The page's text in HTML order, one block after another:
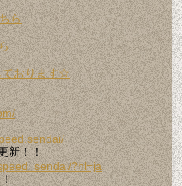
ら
ております☆
新！！
?hl=ja